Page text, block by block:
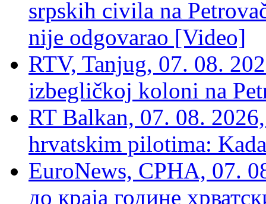
srpskih civila na
nije odgovarao [Video]
RTV, Tanjug, 07. 08.
izbegličkoj koloni na
RT Balkan, 07. 08.
hrvatskim pilotima:
EuroNews, СРНА, 07.
до краја године